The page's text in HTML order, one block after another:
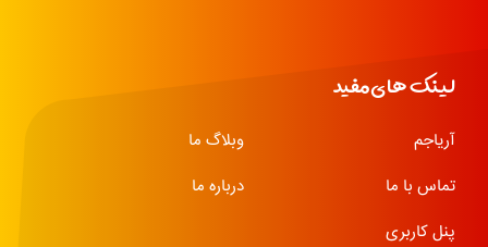
لینک های مفید
آریاجم
وبلاگ ما
تماس با ما
درباره ما
پنل کاربری